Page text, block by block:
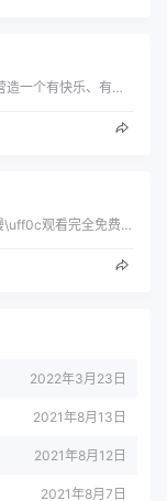
09电竞平台唯一官网\uff0c致力于为玩家营造一个有快乐、有激情、有分享的游戏平台。积分算法公正\uff0c制度审核合理。为您打造…
樱花动漫拥有上万集高清晰画质的在线动漫\uff0c观看完全免费、无须注册、高速播放、更新及时的专业在线樱花动漫站\uff0c我们致力…
2022年3月23日
2021年8月13日
2021年8月12日
2021年8月7日